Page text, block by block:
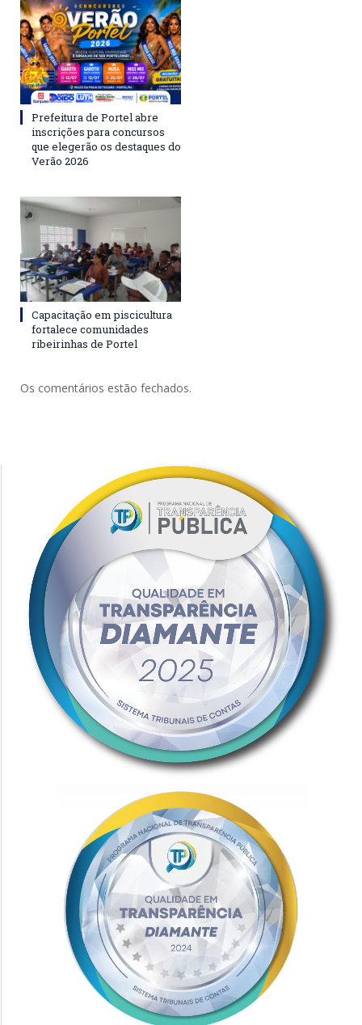
Prefeitura de Portel abre
inscrições para concursos
que elegerão os destaques do
Verão 2026
Capacitação em piscicultura
fortalece comunidades
ribeirinhas de Portel
Os comentários estão fechados.